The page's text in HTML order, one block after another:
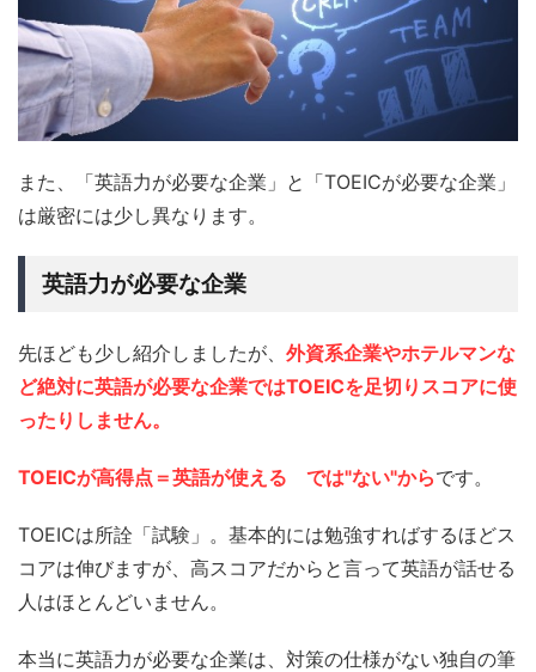
また、「英語力が必要な企業」と「TOEICが必要な企業」
は厳密には少し異なります。
英語力が必要な企業
先ほども少し紹介しましたが、 外資系企業やホテルマンな
ど絶対に英語が必要な企業ではTOEICを足切りスコアに使
ったりしません。
TOEICが高得点＝英語が使える では"ない"からです。
TOEICは所詮「試験」。基本的には勉強すればするほどス
コアは伸びますが、高スコアだからと言って英語が話せる
人はほとんどいません。
本当に英語力が必要な企業は、対策の仕様がない独自の筆